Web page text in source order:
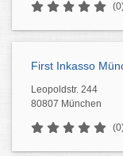
First Inkasso
Leopoldstr. 244
80807 München